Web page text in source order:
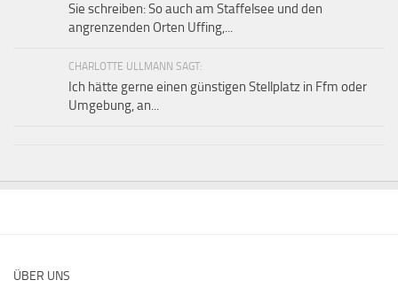
Sie schreiben: So auch am Staffelsee und den
angrenzenden Orten Uffing,...
CHARLOTTE ULLMANN SAGT:
Ich hätte gerne einen günstigen Stellplatz in Ffm oder
Umgebung, an...
ÜBER UNS